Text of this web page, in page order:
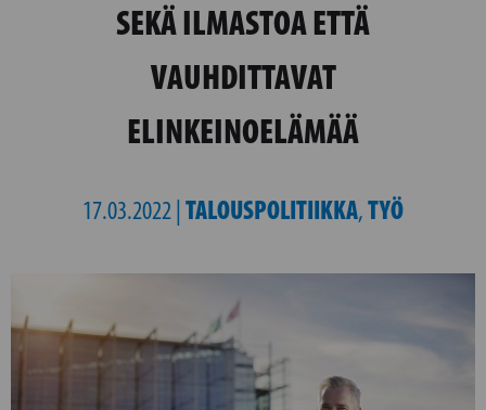
SEKÄ ILMASTOA ETTÄ
VAUHDITTAVAT
ELINKEINOELÄMÄÄ
17.03.2022 | TALOUSPOLITIIKKA,TYÖ